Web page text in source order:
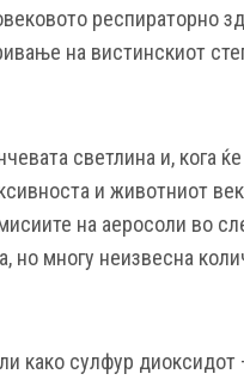
респираторно
на вистинскиот
светлина и, кога
и животниот
на аеросоли во
но многу неизвесна
како сулфур диоксидот